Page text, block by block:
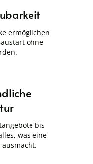
ermöglichen
ohne
bis
was eine
ausmacht.